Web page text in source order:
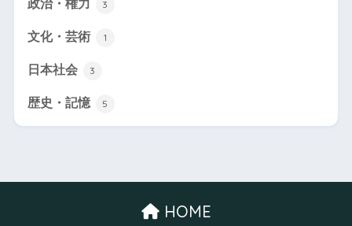
政治・権力 3
文化・芸術 1
日本社会 3
歴史・記憶 5
HOME